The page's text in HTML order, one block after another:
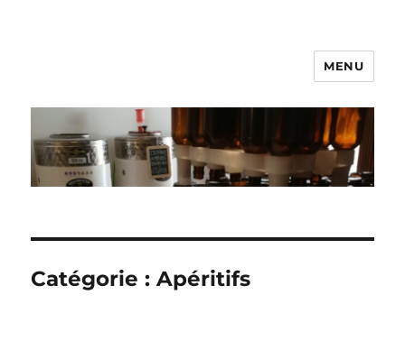
MENU
Catégorie :Apéritifs